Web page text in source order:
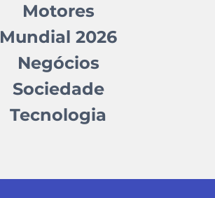
Motores
Mundial 2026
Negócios
Sociedade
Tecnologia